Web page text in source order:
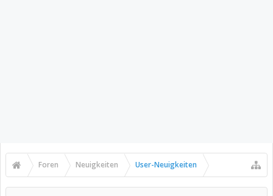
Foren Neuigkeiten User-Neuigkeiten